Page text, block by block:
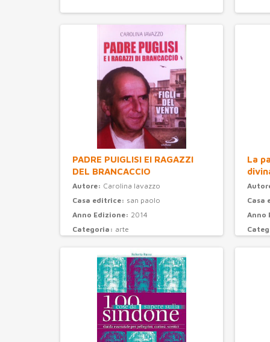
PADRE PUIGLISI EI RAGAZZI
DEL BRANCACCIO
Autore: Carolina Iavazzo
Casa editrice: san paolo
Anno Edizione: 2014
Categoria: arte
La
Casa
Anno